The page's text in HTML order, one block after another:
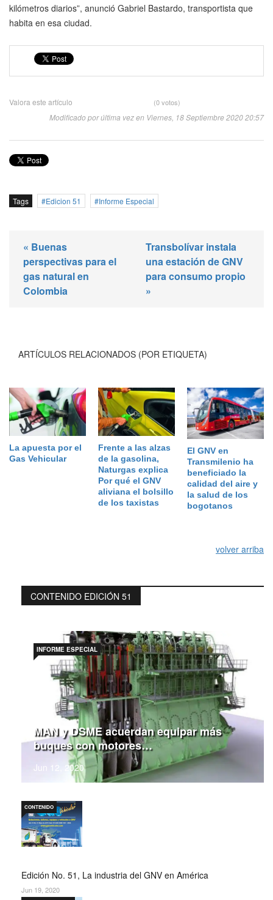
kilómetros diarios”, anunció Gabriel Bastardo, transportista que
habita en esa ciudad.
Valora este artículo (0 votos)
Modificado por última vez en Viernes, 18 Septiembre 2020 20:57
Tags Edicion 51 Informe Especial
« Buenas
perspectivas para el
gas natural en
Colombia
Transbolívar instala
una estación de GNV
para consumo propio
»
ARTÍCULOS RELACIONADOS (POR ETIQUETA)
La apuesta por el
Gas Vehicular
Frente a las alzas
de la gasolina,
Naturgas explica
Por qué el GNV
aliviana el bolsillo
de los taxistas
El GNV en
Transmilenio ha
beneficiado la
calidad del aire y
la salud de los
bogotanos
volver arriba
CONTENIDO EDICIÓN 51
MAN y DSME acuerdan equipar más
buques con motores…
Jun 12, 2020
INFORME ESPECIAL
Edición No. 51, La industria del GNV en América
CONTENIDO
Jun 19, 2020